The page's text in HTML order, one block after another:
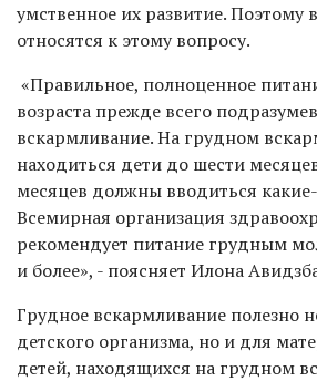
умственное их развитие. Поэтому
относятся к этому вопросу.
«Правильное, полноценное
возраста прежде всего
вскармливание. На грудном
находиться дети до шести
месяцев должны вводиться
Всемирная организация
рекомендует питание грудным
и более», - поясняет Илона
Грудное вскармливание полезно
детского организма, но и для
детей, находящихся на грудном